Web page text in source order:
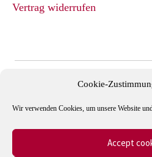
Cookie-
Wir verwenden Cookies, um unsere Website
Accept
Vertrag widerrufen